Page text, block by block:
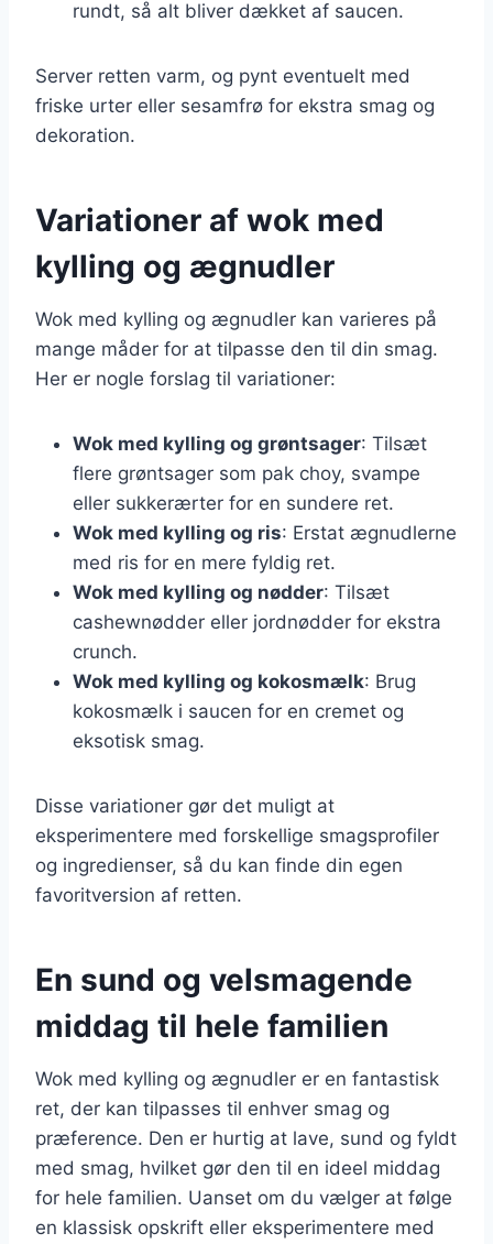
rundt, så alt bliver dækket af saucen.
Server retten varm, og pynt eventuelt med
friske urter eller sesamfrø for ekstra smag og
dekoration.
Variationer af wok med
kylling og ægnudler
Wok med kylling og ægnudler kan varieres på
mange måder for at tilpasse den til din smag.
Her er nogle forslag til variationer:
Wok med kylling og grøntsager: Tilsæt
flere grøntsager som pak choy, svampe
eller sukkerærter for en sundere ret.
Wok med kylling og ris: Erstat ægnudlerne
med ris for en mere fyldig ret.
Wok med kylling og nødder: Tilsæt
cashewnødder eller jordnødder for ekstra
crunch.
Wok med kylling og kokosmælk: Brug
kokosmælk i saucen for en cremet og
eksotisk smag.
Disse variationer gør det muligt at
eksperimentere med forskellige smagsprofiler
og ingredienser, så du kan finde din egen
favoritversion af retten.
En sund og velsmagende
middag til hele familien
Wok med kylling og ægnudler er en fantastisk
ret, der kan tilpasses til enhver smag og
præference. Den er hurtig at lave, sund og fyldt
med smag, hvilket gør den til en ideel middag
for hele familien. Uanset om du vælger at følge
en klassisk opskrift eller eksperimentere med